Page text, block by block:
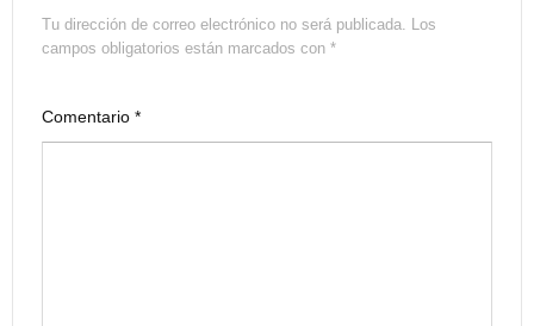
Tu dirección de correo electrónico no será publicada. Los
campos obligatorios están marcados con *
Comentario *